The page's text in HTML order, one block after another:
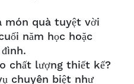
món quà tuyệt vời
năm học hoặc
chất lượng thiết kế?
chuyên biệt như